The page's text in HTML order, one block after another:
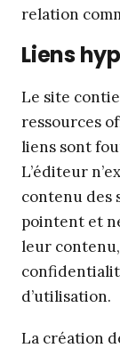
relation
Liens
Le site
ressources
liens sont
L’éditeur
contenu des
pointent et
leur
d’utilisation.
La création